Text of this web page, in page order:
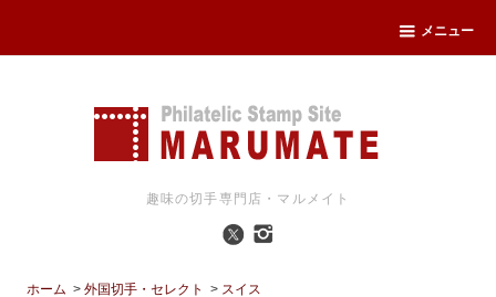
メニュー
趣味の切手専門店・マルメイト
ホーム >外国切手・セレクト > スイス